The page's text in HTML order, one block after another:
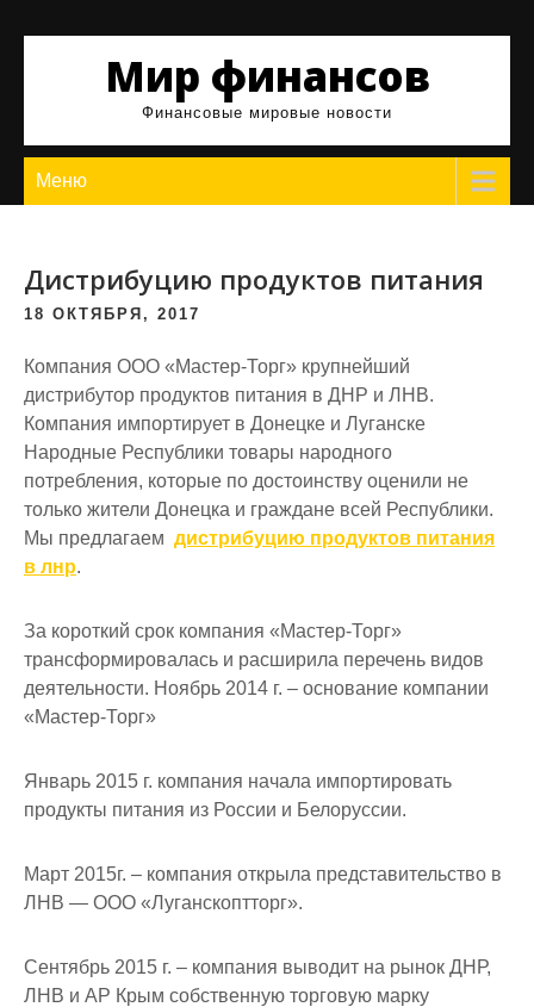
Мир финансов
Финансовые мировые новости
Меню
Дистрибуцию продуктов питания
18 ОКТЯБРЯ, 2017
Компания ООО «Мастер-Торг» крупнейший
дистрибутор продуктов питания в ДНР и ЛНВ.
Компания импортирует в Донецке и Луганске
Народные Республики товары народного
потребления, которые по достоинству оценили не
только жители Донецка и граждане всей Республики.
Мы предлагаем дистрибуцию продуктов питания
в лнр.
За короткий срок компания «Мастер-Торг»
трансформировалась и расширила перечень видов
деятельности. Ноябрь 2014 г. – основание компании
«Мастер-Торг»
Январь 2015 г. компания начала импортировать
продукты питания из России и Белоруссии.
Март 2015г. – компания открыла представительство в
ЛНВ — ООО «Луганскоптторг».
Сентябрь 2015 г. – компания выводит на рынок ДНР,
ЛНВ и АР Крым собственную торговую марку